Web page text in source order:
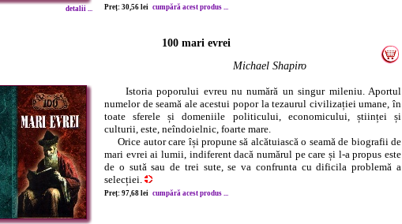
detalii ... Preț: 30,56 lei cumpără acest produs ...
100 mari evrei
Michael Shapiro
Istoria poporului evreu nu numără un singur mileniu. Aportul
numelor de seamă ale acestui popor la tezaurul civilizației umane, în
toate sferele și domeniile politicului, economicului, științei și
culturii, este, neîndoielnic, foarte mare.
Orice autor care își propune să alcătuiască o seamă de biografii de
mari evrei ai lumii, indiferent dacă numărul pe care și l-a propus este
de o sută sau de trei sute, se va confrunta cu dificila problemă a
selecției.
Preț: 97,68 lei cumpără acest produs ...